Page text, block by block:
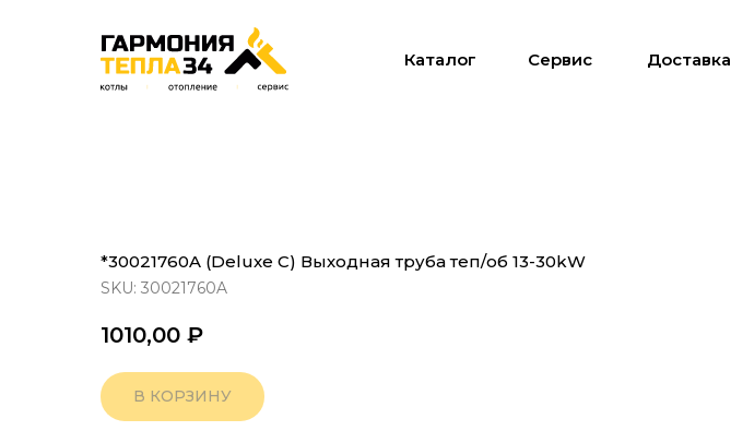
Сервис Доставка
Каталог
*30021760A (Deluxe C) Выходная труба теп/об 13-30kW
SKU: 30021760A
1010,00 ₽
В КОРЗИНУ